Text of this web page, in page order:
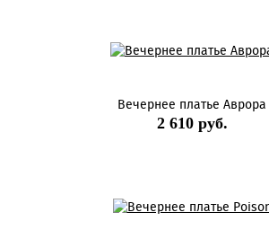
Вечернее платье Аврора
2 610 руб.